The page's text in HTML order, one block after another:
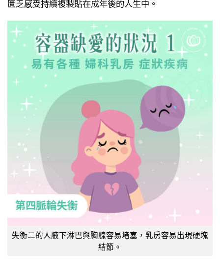
匱乏感受持續複製貼在成年後的人生中。
失衡二的人腋下淋巴與胸腺容易堵塞，乳房容易出現硬塊
結節。